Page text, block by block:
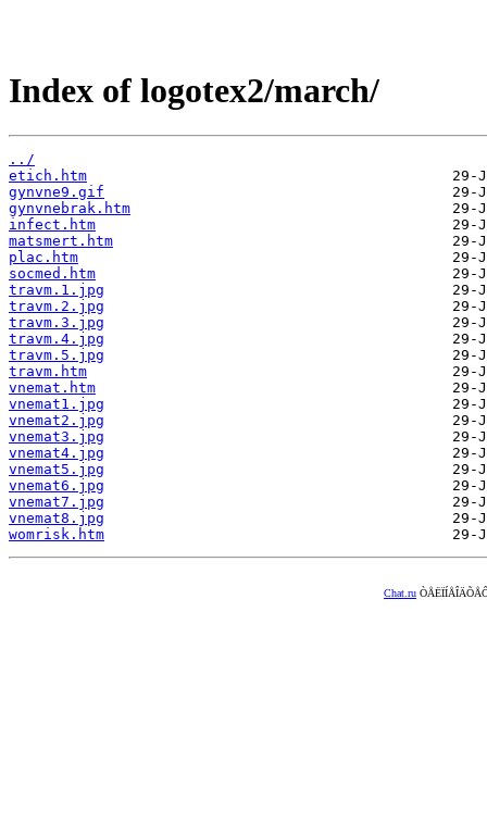
Index of logotex2/march/
../
etich.htm
gynvne9.gif
gynvnebrak.htm
infect.htm
matsmert.htm
plac.htm
socmed.htm
travm.1.jpg
travm.2.jpg
travm.3.jpg
travm.4.jpg
travm.5.jpg
travm.htm
vnemat.htm
vnemat1.jpg
vnemat2.jpg
vnemat3.jpg
vnemat4.jpg
vnemat5.jpg
vnemat6.jpg
vnemat7.jpg
vnemat8.jpg
womrisk.htm
Chat.ru